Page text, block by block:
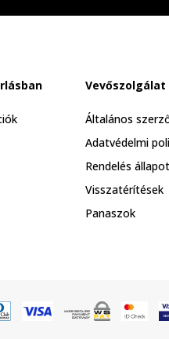
Vevőszolgálat
Általános
Adatvédelmi
Rendelés
Visszatérítések
Panaszok